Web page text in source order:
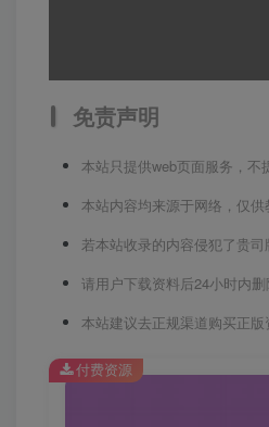
免责声明
本站只提供web页面服务，
本站内容均来源于网络，仅
若本站收录的内容侵犯了贵
请用户下载资料后24小时内
本站建议去正规渠道购买正版
付费资源